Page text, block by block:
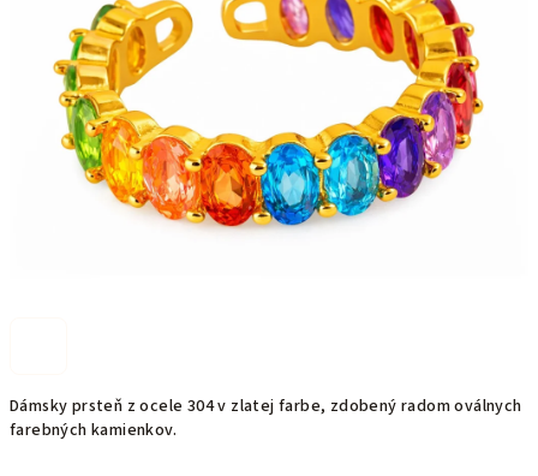
Dámsky prsteň z ocele 304 v zlatej farbe, zdobený radom oválnych
farebných kamienkov.
5
hviezdičiek.